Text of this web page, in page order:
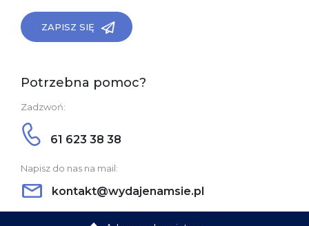
ZAPISZ SIĘ
Potrzebna pomoc?
Zadzwoń:
61 623 38 38
Napisz do nas na mail:
kontakt@wydajenamsie.pl